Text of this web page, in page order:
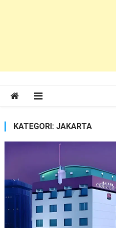
KATEGORI: JAKARTA